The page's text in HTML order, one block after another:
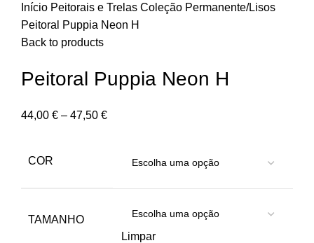
Início Peitorais e Trelas Coleção Permanente/Lisos
Peitoral Puppia Neon H
Back to products
Peitoral Puppia Neon H
44,00 € – 47,50 €
COR
TAMANHO
Limpar